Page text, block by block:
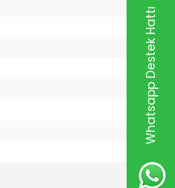
Whatsapp Destek Hattı